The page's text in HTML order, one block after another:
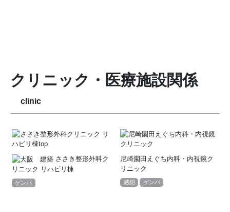
クリニック・医療施設関係
clinic
ささき整形外科ク
リニック リハビリ棟
ゲンバ
尼崎園田えぐち内科・内視鏡ク
リニック
感想 ゲンバ